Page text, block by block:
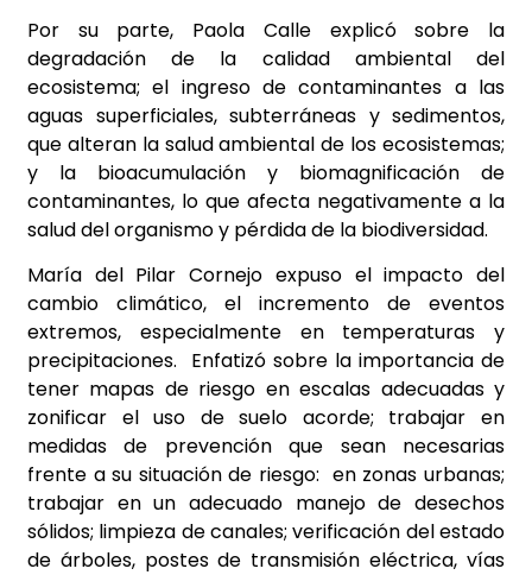
Por su parte, Paola Calle explicó sobre la
degradación de la calidad ambiental del
ecosistema; el ingreso de contaminantes a las
aguas superficiales, subterráneas y sedimentos,
que alteran la salud ambiental de los ecosistemas;
y la bioacumulación y biomagnificación de
contaminantes, lo que afecta negativamente a la
salud del organismo y pérdida de la biodiversidad.
María del Pilar Cornejo expuso el impacto del
cambio climático, el incremento de eventos
extremos, especialmente en temperaturas y
precipitaciones. Enfatizó sobre la importancia de
tener mapas de riesgo en escalas adecuadas y
zonificar el uso de suelo acorde; trabajar en
medidas de prevención que sean necesarias
frente a su situación de riesgo: en zonas urbanas;
trabajar en un adecuado manejo de desechos
sólidos; limpieza de canales; verificación del estado
de árboles, postes de transmisión eléctrica, vías